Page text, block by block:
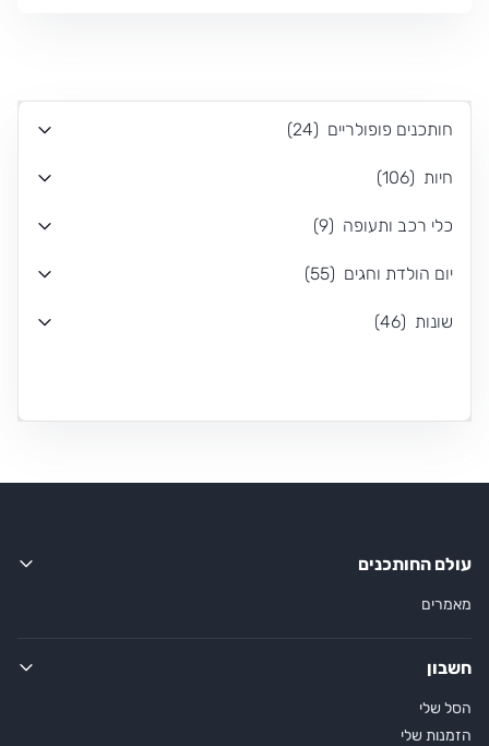
חותכנים פופולריים (
24
)
חיות (
106
)
כלי רכב ותעופה (
9
)
יום הולדת וחגים (
55
)
שונות (
46
)
עולם החותכנים
מאמרים
חשבון
הסל שלי
הזמנות שלי